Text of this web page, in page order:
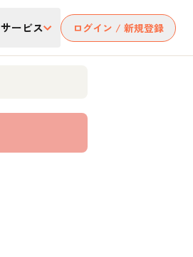
サービス ログイン / 新規登録